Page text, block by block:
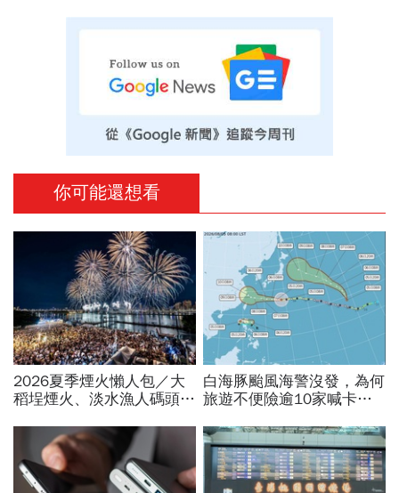
你可能還想看
2026夏季煙火懶人包／大
稻埕煙火、淡水漁人碼頭、
放時間、表演卡司、最佳觀
賞點必看
白海豚颱風海警沒發，為何
旅遊不便險逾10家喊卡不
東京…暫停受理產險一次看